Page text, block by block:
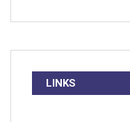
LINKS